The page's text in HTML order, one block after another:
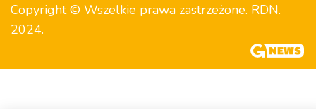
Copyright © Wszelkie prawa zastrzeżone. RDN.
2024.